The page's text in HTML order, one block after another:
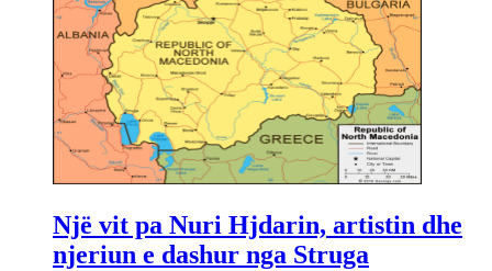
Një vit pa Nuri Hjdarin, artistin dhe
njeriun e dashur nga Struga